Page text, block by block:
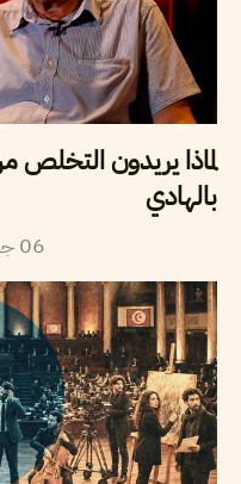
لماذا يريدون التخلص
بالهادي
06